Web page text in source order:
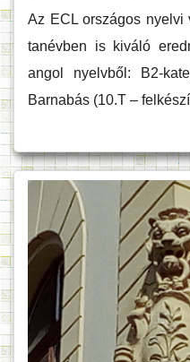
Az ECL országos nyelvi
tanévben is kiváló
angol nyelvből: B2-
Barnabás (10.T –